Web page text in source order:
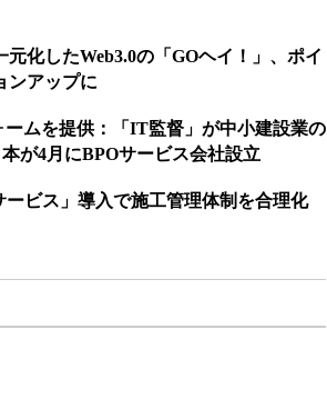
化したWeb3.0の「GOヘイ！」、ポイ
ンアップに
ムを提供：「IT監督」が中小建設業の
が4月にBPOサービス会社設立
ビス」導入で施工管理体制を合理化